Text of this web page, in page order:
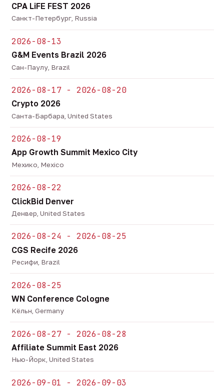
CPA LiFE FEST 2026
Санкт-Петербург, Russia
2026-08-13
G&M Events Brazil 2026
Сан-Паулу, Brazil
2026-08-17 - 2026-08-20
Crypto 2026
Санта-Барбара, United States
2026-08-19
App Growth Summit Mexico City
Мехико, Mexico
2026-08-22
ClickBid Denver
Денвер, United States
2026-08-24 - 2026-08-25
CGS Recife 2026
Ресифи, Brazil
2026-08-25
WN Conference Cologne
Кёльн, Germany
2026-08-27 - 2026-08-28
Affiliate Summit East 2026
Нью-Йорк, United States
2026-09-01 - 2026-09-03